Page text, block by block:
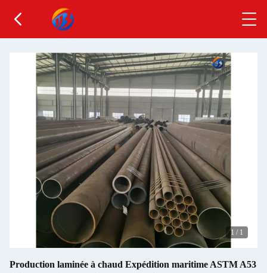
1 / 1
Production laminée à chaud Expédition maritime ASTM A53